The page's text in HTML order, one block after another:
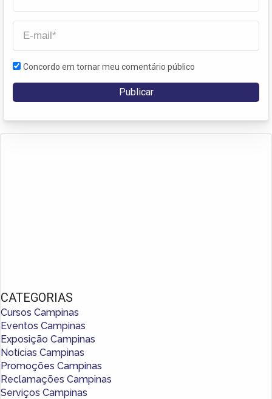
Concordo em tornar meu comentário público
CATEGORIAS
Cursos Campinas
Eventos Campinas
Exposição Campinas
Notícias Campinas
Promoções Campinas
Reclamações Campinas
Serviços Campinas